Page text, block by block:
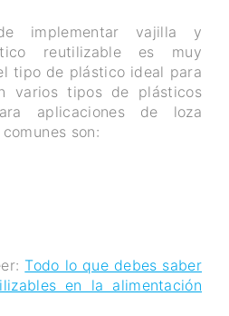
implementar vajilla y
reutilizable es muy
tipo de plástico ideal para
varios tipos de plásticos
aplicaciones de loza
son:
Todo lo que debes saber
en la alimentación